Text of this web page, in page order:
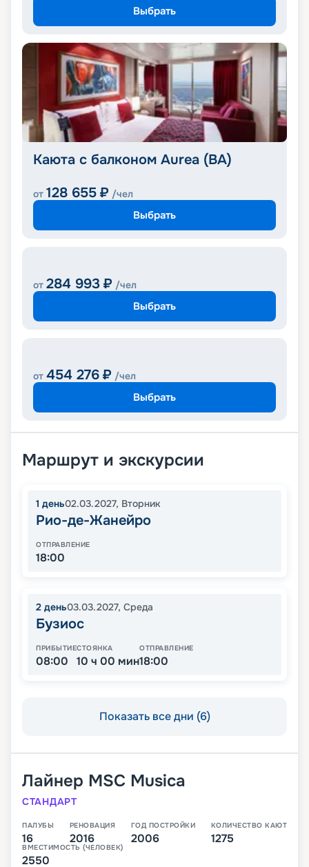
Выбрать
Каюта с балконом Aurea (BA)
от 128 655 ₽ /чел
Выбрать
от 284 993 ₽ /чел
Выбрать
от 454 276 ₽ /чел
Выбрать
Маршрут и экскурсии
1 день02.03.2027, Вторник
Рио-де-Жанейро
ОТПРАВЛЕНИЕ
18:00
2 день03.03.2027, Среда
Бузиос
ПРИБЫТИЕ
08:00
СТОЯНКА
10 ч 00 мин
ОТПРАВЛЕНИЕ
18:00
Показать все дни (6)
Лайнер MSC Musica
СТАНДАРТ
ПАЛУБЫ
16
РЕНОВАЦИЯ
2016
ГОД ПОСТРОЙКИ
2006
КОЛИЧЕСТВО КАЮТ
1275
ВМЕСТИМОСТЬ (ЧЕЛОВЕК)
2550